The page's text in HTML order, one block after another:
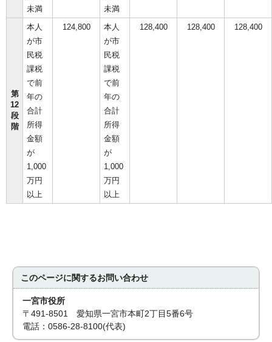
未満
未満
第
12
段
階
本人
が市
民税
課税
で前
年の
合計
所得
金額
が
1,000
万円
以上
124,800
本人
が市
民税
課税
で前
年の
合計
所得
金額
が
1,000
万円
以上
128,400 128,400 128,400
このページに関するお問い合わせ
一宮市役所
〒491-8501 愛知県一宮市本町2丁目5番6号
電話：0586-28-8100(代表)